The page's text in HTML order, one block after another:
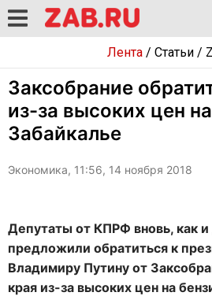
Лента/ Статьи/
Заксобрание
из-за высоких цен
Забайкалье
Экономика, 11:56, 14 ноября 2018
Депутаты от КПРФ вновь, как и
предложили обратиться к
Владимиру Путину от
края из-за высоких цен на